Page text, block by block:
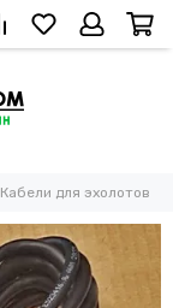
Кабели для эхолотов